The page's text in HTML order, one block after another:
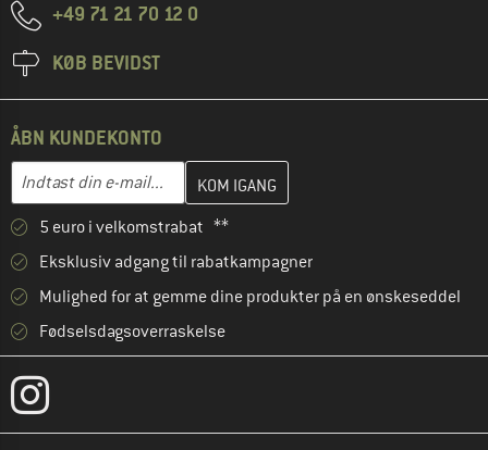
+49 71 21 70 12 0
KØB BEVIDST
ÅBN KUNDEKONTO
E-mail-adresse
Indtast din e-mailadresse her, og opret i næste trin din
5 euro i velkomstrabat **
Eksklusiv adgang til rabatkampagner
Mulighed for at gemme dine produkter på en ønskeseddel
Fødselsdagsoverraskelse